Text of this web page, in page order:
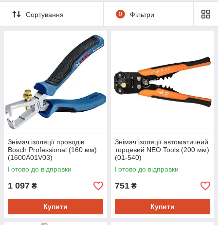
Сортування 0 Фільтри
Знімач ізоляції проводів
Bosch Professional (160 мм)
(1600A01V03)
Готово до відправки
1 097 ₴
Купити
Знімач ізоляції автоматичний
торцевий NEO Tools (200 мм)
(01-540)
Готово до відправки
751 ₴
Купити